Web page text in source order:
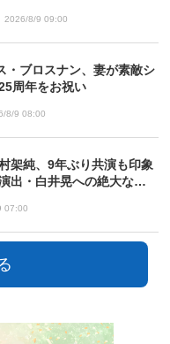
2026/8/9 09:00
・ブロスナン、妻が素敵シ
周年をお祝い
8/9 08:00
架純、9年ぶり共演も印象
出・白井晃への絶大なる
07:00